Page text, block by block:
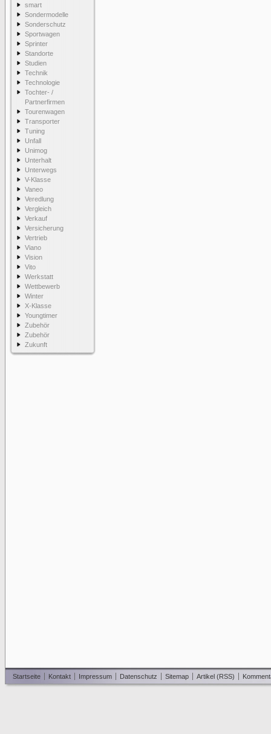
smart
Sondermodelle
Sonderschutz
Sportwagen
Sprinter
Standorte
Studien
Technik
Technologie
Tochter- /
Partnerfirmen
Tourenwagen
Transporter
Tuning
Unfall
Unimog
Unterhalt
Unterwegs
V-Klasse
Vaneo
Veredlung
Vergleich
Verkauf
Versicherung
Vertrieb
Viano
Vision
Vito
Werkstatt
Wettbewerb
Winter
X-Klasse
Youngtimer
Zubehör
Zubehör
Zukunft
Startseite Kontakt Impressum Datenschutz Sitemap Artikel (RSS)